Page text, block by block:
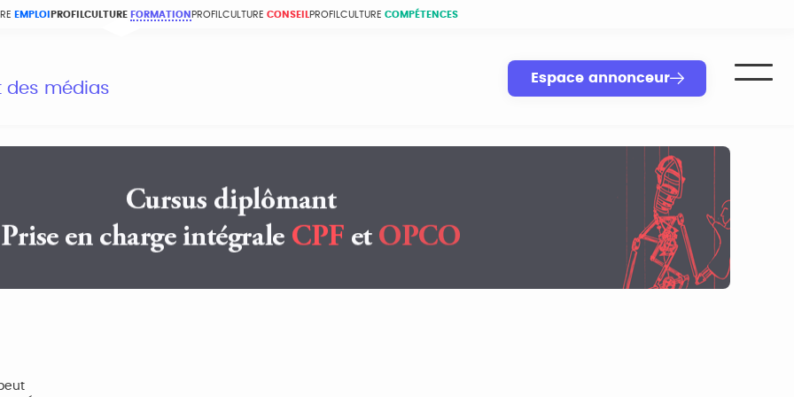
EMPLOI PROFILCULTURE FORMATION PROFILCULTURE CONSEIL PROFILCULTURE COMPÉTENCES
des médias
Espace annonceur